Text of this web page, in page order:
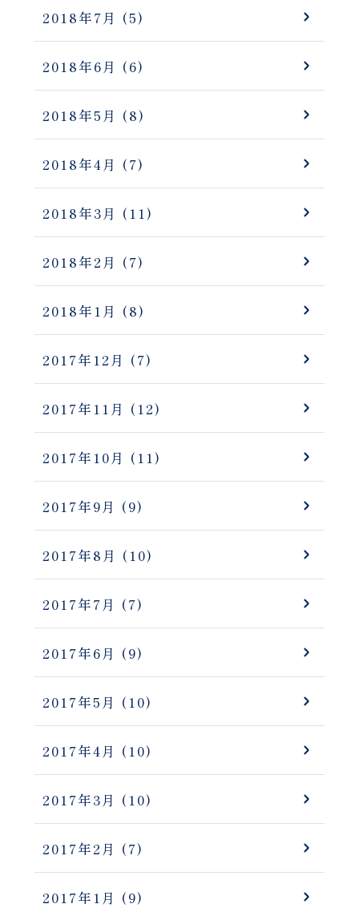
2018年7月 (5)
2018年6月 (6)
2018年5月 (8)
2018年4月 (7)
2018年3月 (11)
2018年2月 (7)
2018年1月 (8)
2017年12月 (7)
2017年11月 (12)
2017年10月 (11)
2017年9月 (9)
2017年8月 (10)
2017年7月 (7)
2017年6月 (9)
2017年5月 (10)
2017年4月 (10)
2017年3月 (10)
2017年2月 (7)
2017年1月 (9)